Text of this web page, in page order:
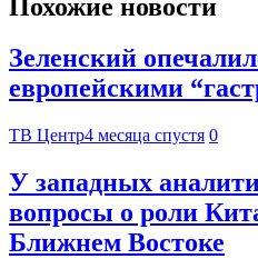
Похожие новости
Зеленский
европейскими
ТВ Центр4 месяца спустя 0
У западных
вопросы о роли
Ближнем Востоке